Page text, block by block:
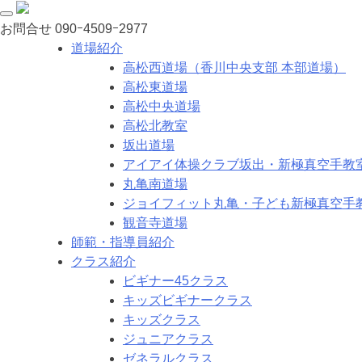
お問合せ 090ｰ4509ｰ2977
道場紹介
高松西道場（香川中央支部 本部道場）
高松東道場
高松中央道場
高松北教室
坂出道場
アイアイ体操クラブ坂出・新極真空手教
丸亀南道場
ジョイフィット丸亀・子ども新極真空手
観音寺道場
師範・指導員紹介
クラス紹介
ビギナー45クラス
キッズビギナークラス
キッズクラス
ジュニアクラス
ゼネラルクラス